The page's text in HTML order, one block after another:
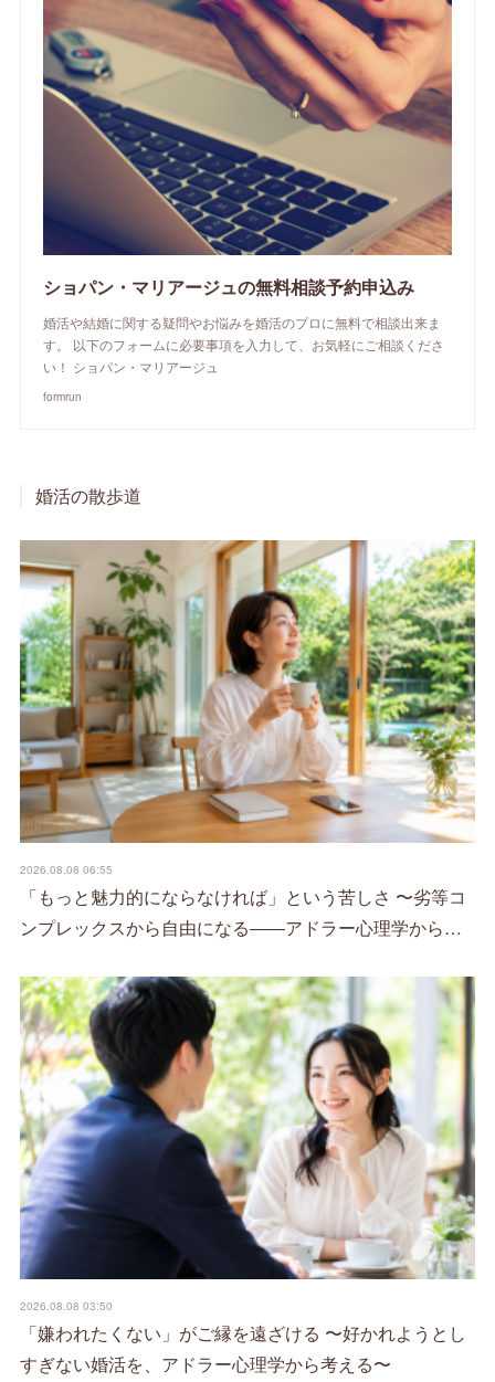
ショパン・マリアージュの無料相談予約申込み
婚活や結婚に関する疑問やお悩みを婚活のプロに無料で相談出来ま
す。 以下のフォームに必要事項を入力して、お気軽にご相談くださ
い！ ショパン・マリアージュ
formrun
婚活の散歩道
2026.08.08 06:55
「もっと魅力的にならなければ」という苦しさ 〜劣等コ
ンプレックスから自由になる――アドラー心理学から…
2026.08.08 03:50
「嫌われたくない」がご縁を遠ざける 〜好かれようとし
すぎない婚活を、アドラー心理学から考える〜